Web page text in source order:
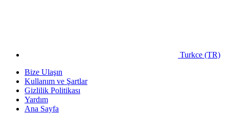
Turkce (TR)
Bize Ulaşın
Kullanım ve Şartlar
Gizlilik Politikası
Yardım
Ana Sayfa